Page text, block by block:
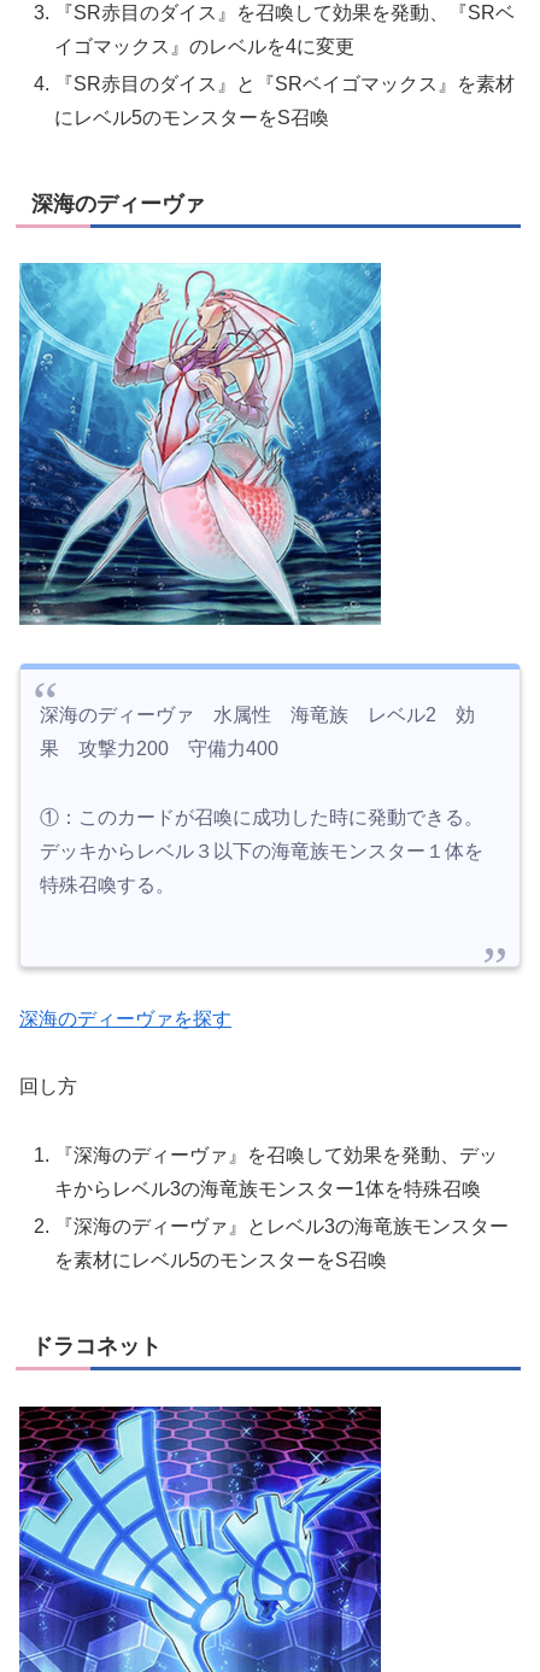
『SR赤目のダイス』を召喚して効果を発動、『SRベ
イゴマックス』のレベルを4に変更
『SR赤目のダイス』と『SRベイゴマックス』を素材
にレベル5のモンスターをS召喚
深海のディーヴァ
深海のディーヴァ 水属性 海竜族 レベル2 効
果 攻撃力200 守備力400
①：このカードが召喚に成功した時に発動できる。
デッキからレベル３以下の海竜族モンスター１体を
特殊召喚する。
深海のディーヴァを探す
回し方
『深海のディーヴァ』を召喚して効果を発動、デッ
キからレベル3の海竜族モンスター1体を特殊召喚
『深海のディーヴァ』とレベル3の海竜族モンスター
を素材にレベル5のモンスターをS召喚
ドラコネット